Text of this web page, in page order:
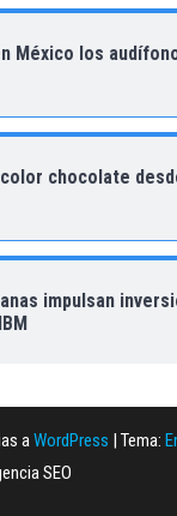
México los
chocolate
impulsan
aWordPress | Tema:
SEO